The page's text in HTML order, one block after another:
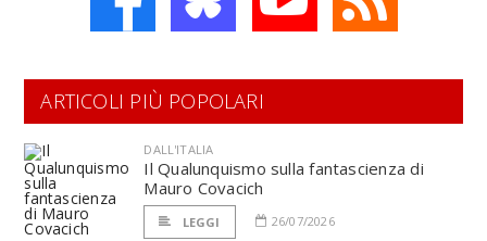
ARTICOLI PIÙ POPOLARI
DALL'ITALIA
Il Qualunquismo sulla fantascienza di
Mauro Covacich
LEGGI 26/07/2026